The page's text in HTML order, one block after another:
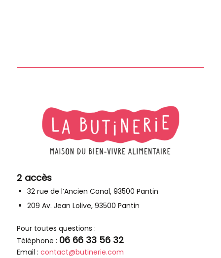
2 accès
32 rue de l’Ancien Canal, 93500 Pantin
209 Av. Jean Lolive, 93500 Pantin
Pour toutes questions :
Téléphone : 06 66 33 56 32
Email : contact@butinerie.com